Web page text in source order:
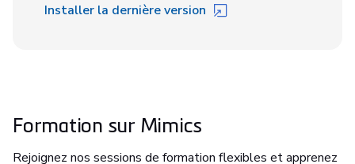
Installer la dernière version
Formation sur Mimics
Rejoignez nos sessions de formation flexibles et apprenez